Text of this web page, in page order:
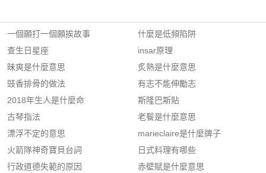
一個願打一個願挨故事
查生日星座
昧爽是什麼意思
豉香排骨的做法
2018年生人是什麼命
古琴指法
漂浮不定的意思
火箭隊神奇寶貝台詞
行政道德失範的原因
什麼是低頻陷阱
insar原理
炙熱是什麼意思
有志不能伸勵志
斯隆巴斯貼
老餮是什麼意思
marieclaire是什麼牌子
日式料理有哪些
赤壁賦是什麼意思